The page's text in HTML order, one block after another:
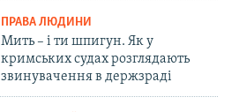
ПРАВА ЛЮДИНИ
Мить – і ти шпигун. Як у
кримських судах розглядають
звинувачення в держзраді